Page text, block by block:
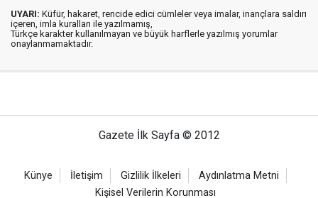
UYARI: Küfür, hakaret, rencide edici cümleler veya imalar, inançlara saldırı
içeren, imla kuralları ile yazılmamış,
Türkçe karakter kullanılmayan ve büyük harflerle yazılmış yorumlar
onaylanmamaktadır.
Gazete İlk Sayfa © 2012
Künye İletişim Gizlilik İlkeleri
Aydınlatma Metni
Kişisel Verilerin Korunması